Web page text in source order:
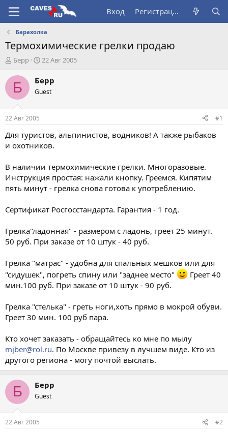
Вход Регистрация
Барахолка
Термохимические грелки продаю
А
т
о
т
е
м
ы
Берр
Д
т
н
а
л
22 Авг 2005
Б Берр
Guest
22 Авг 2005 #1
Для туристов, альпинистов, водников! А также рыбаков
и охотников.
В наличии термохимические грелки. Многоразовые.
Инструкция простая: нажали кнопку. Греемся. Кипятим
пять минут - грелка снова готова к употреблению.
Сертификат Росгосстандарта. Гарантия - 1 год.
Грелка"ладонная" - размером с ладонь, греет 25 минут.
50 руб. При заказе от 10 штук - 40 руб.
Грелка "матрас" - удобна для спальных мешков или для
"сидушек", погреть спину или "заднее место"
Греет 40
мин.100 руб. При заказе от 10 штук - 90 руб.
Грелка "стелька" - греть ноги,хоть прямо в мокрой обуви.
Греет 30 мин. 100 руб пара.
Кто хочет заказать - обращайтесь ко мне по мылу
mjber@rol.ru. По Москве привезу в лучшем виде. Кто из
другого региона - могу почтой выслать.
Б Берр
Guest
22 Авг 2005 #2